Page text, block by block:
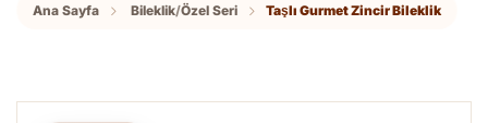
Ana Sayfa Bileklik/Özel Seri Taşlı Gurmet Zincir Bileklik